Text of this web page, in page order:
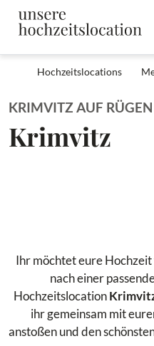
Hochzeitslocations
KRIMVITZ AUF RÜGEN
Krimvitz
Ihr möchtet eure
nach einer
Hochzeitslocation
ihr gemeinsam mit
anstoßen und den